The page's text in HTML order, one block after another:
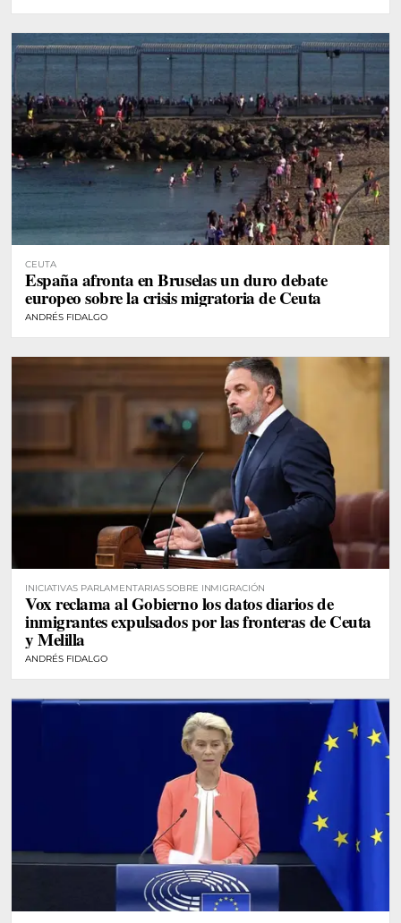
CEUTA
España afronta en Bruselas un duro debate
europeo sobre la crisis migratoria de Ceuta
ANDRÉS FIDALGO
INICIATIVAS PARLAMENTARIAS SOBRE INMIGRACIÓN
Vox reclama al Gobierno los datos diarios de
inmigrantes expulsados por las fronteras de Ceuta
y Melilla
ANDRÉS FIDALGO